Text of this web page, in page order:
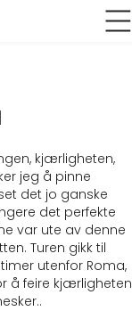
kjærligheten,
jeg å pinne
det jo ganske
det perfekte
var ute av denne
Turen gikk til
utenfor Roma,
å feire kjærligheten